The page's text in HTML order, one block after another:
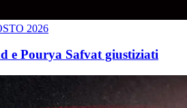
2026
e Pourya Safvat giustiziati